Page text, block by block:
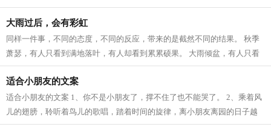
多人如果换一个时间认识，就会有不同...
大雨过后，会有彩虹
同样一件事，不同的态度，不同的反应，带来的是截然不同的结果。 秋季
萧瑟，有人只看到满地落叶，有人却看到累累硕果。 大雨倾盆，有人只看
到满地泥泞，有人却看到天边彩虹。...
适合小朋友的文案
适合小朋友的文案 1、你不是小朋友了，撑不住了也不能哭了。 2、乘着风
儿的翅膀，聆听着鸟儿的歌唱，踏着时间的旋律，离小朋友离园的日子越